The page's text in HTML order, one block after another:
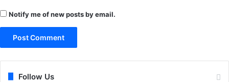
Notify me of new posts by email.
Follow Us